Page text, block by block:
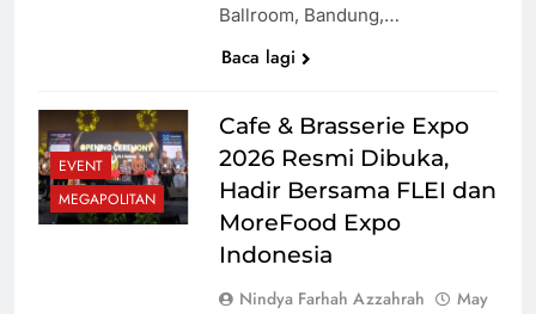
Ballroom, Bandung,…
Baca lagi
EVENT
MEGAPOLITAN
Cafe & Brasserie Expo
2026 Resmi Dibuka,
Hadir Bersama FLEI dan
MoreFood Expo
Indonesia
Nindya Farhah Azzahrah
May